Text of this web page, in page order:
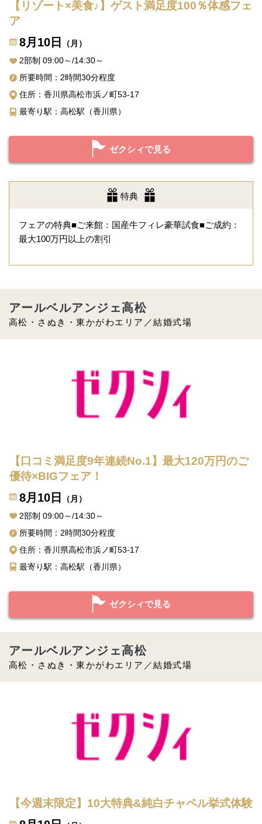
【リゾート×美食♪】ゲスト満足度100％体感フェ
ア
8月10日
（月）
2部制 09:00～/14:30～
所要時間：2時間30分程度
住所：香川県高松市浜ノ町53-17
最寄り駅：高松駅（香川県）
ゼクシィで見る
特典
フェアの特典■ご来館：国産牛フィレ豪華試食■ご成約：
最大100万円以上の割引
高松・さぬき・東かがわエリア／結婚式場
アールベルアンジェ高松
【口コミ満足度9年連続No.1】最大120万円のご
優待×BIGフェア！
8月10日
（月）
2部制 09:00～/14:30～
所要時間：2時間30分程度
住所：香川県高松市浜ノ町53-17
最寄り駅：高松駅（香川県）
ゼクシィで見る
高松・さぬき・東かがわエリア／結婚式場
アールベルアンジェ高松
【今週末限定】10大特典&純白チャペル挙式体験